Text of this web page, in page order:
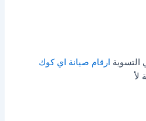
التسوية ارقام صيانة اي كوك
لأ